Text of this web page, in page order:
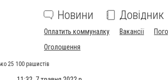
Новини Довідник
Оплатить коммуналку Вакансії
Оголошення
25 100 рашистів